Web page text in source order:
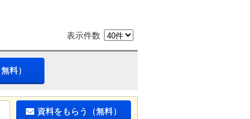
表示件数
料）
資料をもらう（無料）